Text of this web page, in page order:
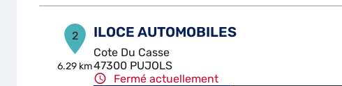
2
6.29 km
ILOCE AUTOMOBILES
Cote Du Casse
47300 PUJOLS
Fermé actuellement